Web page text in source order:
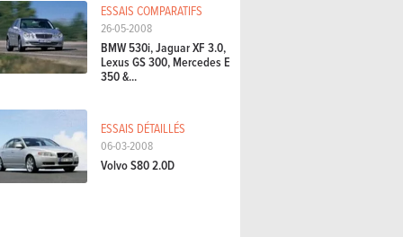
ESSAIS COMPARATIFS
26-05-2008
BMW 530i, Jaguar XF 3.0,
Lexus GS 300, Mercedes E
350 &...
ESSAIS DÉTAILLÉS
06-03-2008
Volvo S80 2.0D